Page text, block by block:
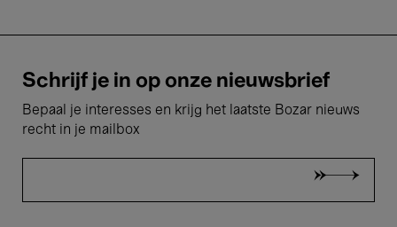
Schrijf je in op onze nieuwsbrief
Bepaal je interesses en krijg het laatste Bozar nieuws
recht in je mailbox